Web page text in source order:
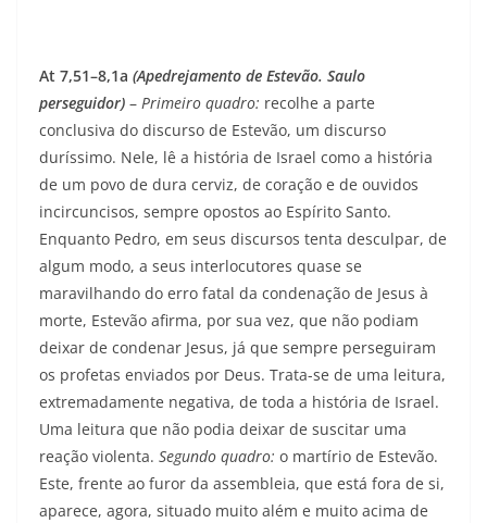
At 7,51–8,1a (Apedrejamento de Estevão. Saulo
perseguidor) – Primeiro quadro: recolhe a parte
conclusiva do dis­curso de Estevão, um discurso
duríssimo. Nele, lê a his­tória de Israel como a história
de um povo de dura cerviz, de coração e de ouvidos
incircuncisos, sempre opostos ao Espírito Santo.
Enquanto Pedro, em seus discursos tenta desculpar, de
algum modo, a seus interlocuto­res quase se
maravilhando do erro fatal da condenação de Jesus à
morte, Estevão afirma, por sua vez, que não podiam
deixar de condenar Jesus, já que sempre perseguiram
os profetas enviados por Deus. Trata-se de uma leitura,
extremadamente negativa, de toda a história de Israel.
Uma leitura que não podia deixar de suscitar uma
reação violenta. Segundo quadro: o martírio de Estevão.
Este, frente ao furor da assembleia, que está fora de si,
aparece, agora, situado muito além e muito acima de